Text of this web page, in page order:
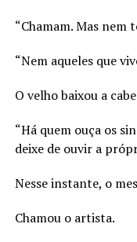
“Chamam. Mas nem
“Nem aqueles que
O velho baixou a
“Há quem ouça os
deixe de ouvir a
Nesse instante, o
Chamou o artista.